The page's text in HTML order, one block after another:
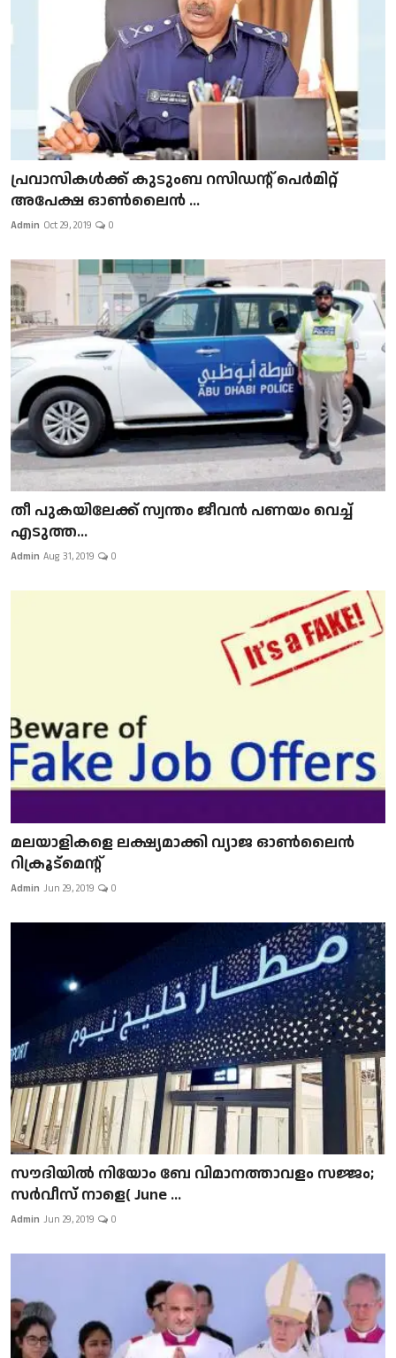
പ്രവാസികള്‍ക്ക് കുടുംബ റസിഡന്റ് പെർമിറ്റ്
അപേക്ഷ ഓൺലൈൻ ...
Admin Oct 29, 2019 0
​​​​​​​തീ പുകയിലേക്ക് സ്വന്തം ജീവന്‍ പണയം വെച്ച്
എടുത്ത...
Admin Aug 31, 2019 0
മലയാളികളെ ലക്ഷ്യമാക്കി വ്യാജ ഓൺലൈൻ
റിക്രൂട്മെന്റ്
Admin Jun 29, 2019 0
സൗദിയിൽ നിയോം ബേ വിമാനത്താവളം സജ്ജം;
സർവീസ് നാളെ( June ...
Admin Jun 29, 2019 0